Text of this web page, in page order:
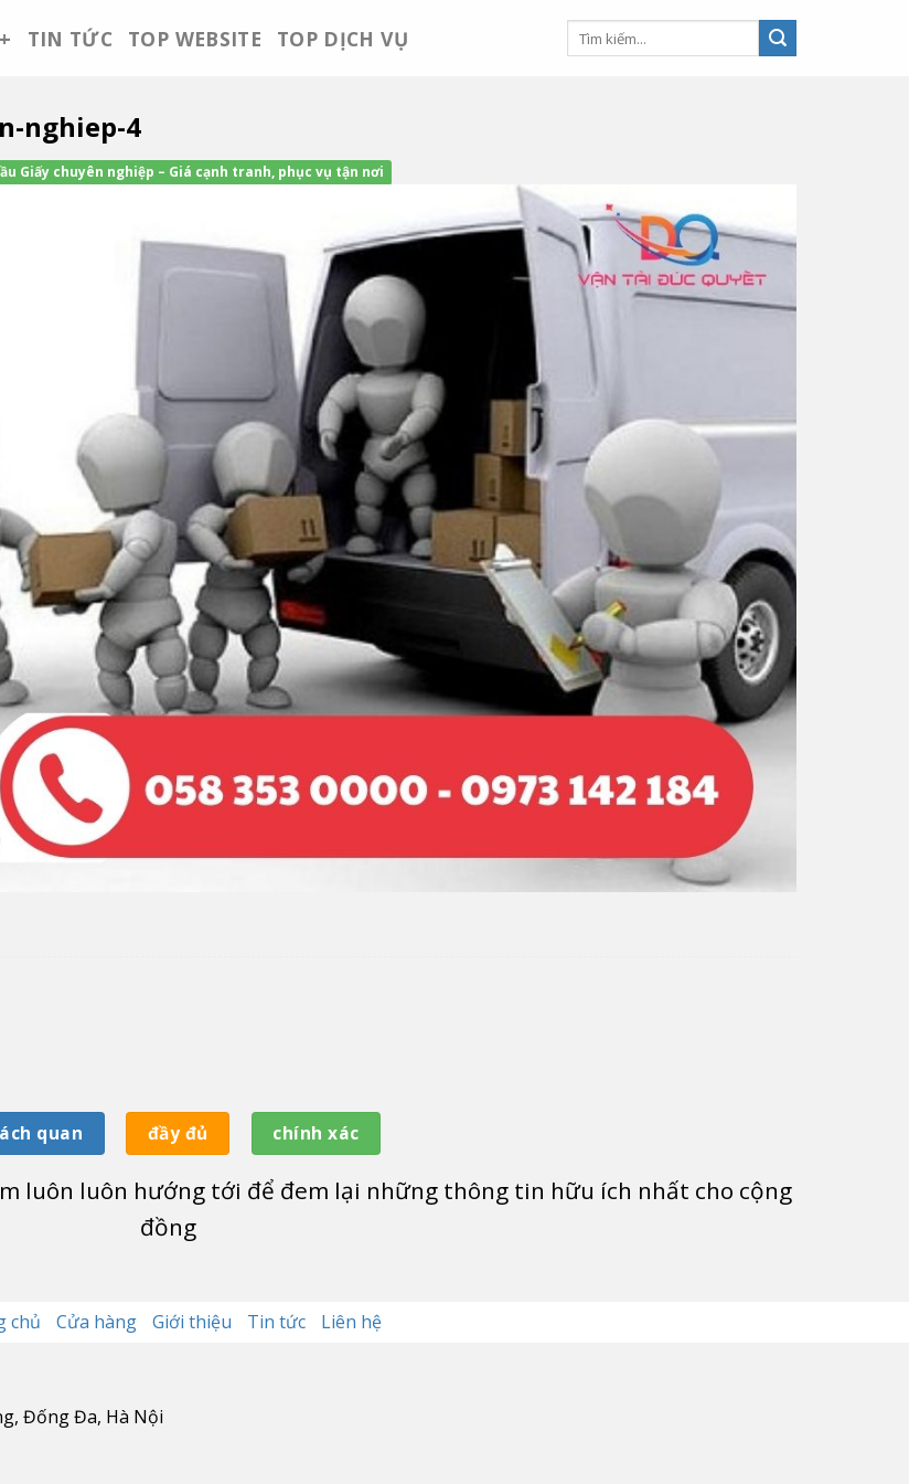
TIN TỨC TOP WEBSITE TOP DỊCH VỤ
nghiep-4
Giấy chuyên nghiệp – Giá cạnh tranh, phục vụ tận nơi
quan đầy đủ chính xác
luôn luôn hướng tới để đem lại những thông tin hữu ích nhất cho cộng
đồng
chủ Cửa hàng Giới thiệu Tin tức Liên hệ
Đống Đa, Hà Nội